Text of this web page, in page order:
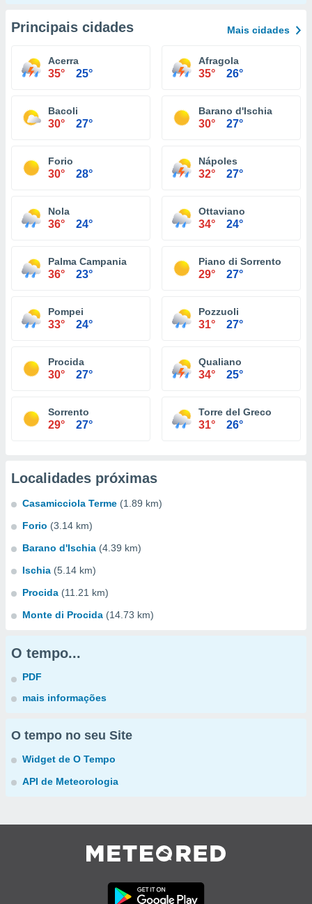
Principais cidades Mais cidades
Acerra
35° 25°
Afragola
35° 26°
Bacoli
30° 27°
Barano d'Ischia
30° 27°
Forio
30° 28°
Nápoles
32° 27°
Nola
36° 24°
Ottaviano
34° 24°
Palma Campania
36° 23°
Piano di Sorrento
29° 27°
Pompei
33° 24°
Pozzuoli
31° 27°
Procida
30° 27°
Qualiano
34° 25°
Sorrento
29° 27°
Torre del Greco
31° 26°
Localidades próximas
Casamicciola Terme (1.89 km)
Forio (3.14 km)
Barano d'Ischia (4.39 km)
Ischia (5.14 km)
Procida (11.21 km)
Monte di Procida (14.73 km)
O tempo...
PDF
mais informações
O tempo no seu Site
Widget de O Tempo
API de Meteorologia